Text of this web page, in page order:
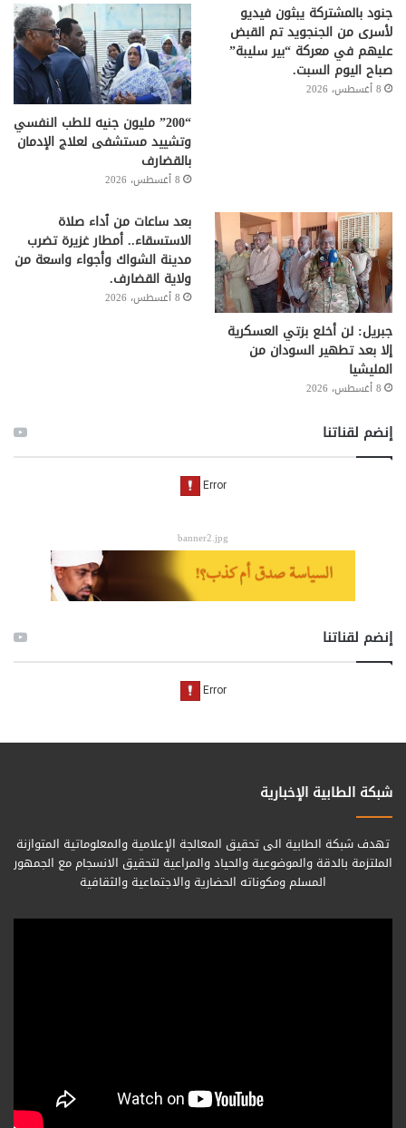
جنود بالمشتركة يبثون فيديو
لأسرى من الجنجويد تم القبض
عليهم في معركة “بير سليبة”
صباح اليوم السبت.
8 أغسطس، 2026
“200” مليون جنيه للطب النفسي
وتشييد مستشفى لعلاج الإدمان
بالقضارف
8 أغسطس، 2026
جبريل: لن أخلع بزتي العسكرية
إلا بعد تطهير السودان من
المليشيا
8 أغسطس، 2026
بعد ساعات من ٱداء صلاة
الاستسقاء.. أمطار غزيرة تضرب
مدينة الشواك وأجواء واسعة من
ولاية القضارف.
8 أغسطس، 2026
إنضم لقناتنا
banner2.jpg
إنضم لقناتنا
شبكة الطابية الإخبارية
تهدف شبكة الطابية الى تحقيق المعالجة الإعلامية والمعلوماتية المتوازنة
الملتزمة بالدقة والموضوعية والحياد والمراعية لتحقيق الانسجام مع الجمهور
المسلم ومكوناته الحضارية والاجتماعية والثقافية